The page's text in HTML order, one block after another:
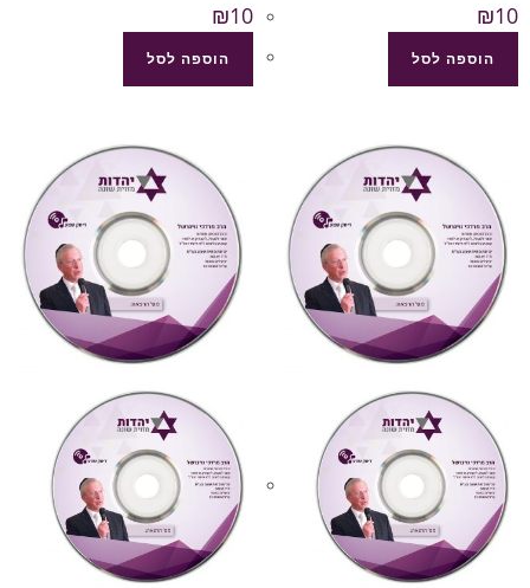
₪10
הוספה לסל
₪10
הוספה לסל